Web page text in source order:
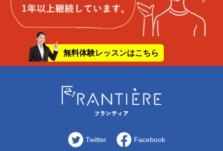
無料体験レッスンはこちら
Twitter Facebook